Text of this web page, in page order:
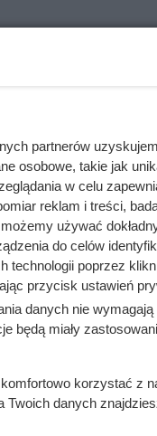
wolności
polski król był wielką
partnerów
osobowe, takie jak
w celu
reklam i treści,
używać
do celów
poprzez
przycisk ustawień
danych nie
będą miały
korzystać z
Twoich danych